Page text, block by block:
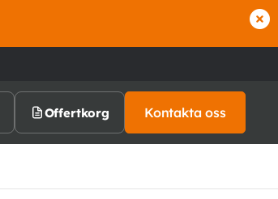
Offertkorg Kontakta oss